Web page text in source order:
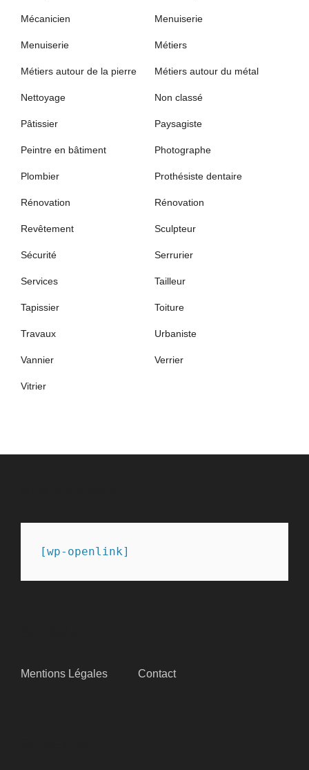
Mécanicien Menuiserie
Menuiserie Métiers
Métiers autour de la pierre Métiers autour du métal
Nettoyage Non classé
Pâtissier Paysagiste
Peintre en bâtiment Photographe
Plombier Prothésiste dentaire
Rénovation Rénovation
Revêtement Sculpteur
Sécurité Serrurier
Services Tailleur
Tapissier Toiture
Travaux Urbaniste
Vannier Verrier
Vitrier
[wp-openlink]
Mentions Légales Contact